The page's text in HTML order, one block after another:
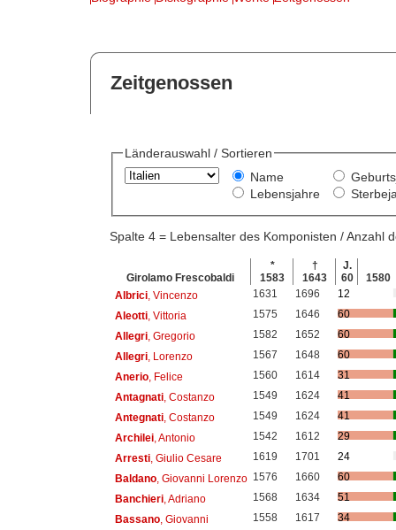
Zeitgenossen
Länderauswahl / Sortieren
Name
Lebensjahre
Spalte 4 = Lebensalter des Komponisten / Anzahl
Girolamo Frescobaldi
*
1583
†
1643
J.
60
1580
Albrici, Vincenzo 1631 1696
12
Aleotti, Vittoria 1575 1646
60
Allegri, Gregorio 1582 1652
60
Allegri, Lorenzo 1567 1648
60
Anerio, Felice 1560 1614
31
Antagnati, Costanzo 1549 1624
41
Antegnati, Costanzo 1549 1624
41
Archilei, Antonio 1542 1612
29
Arresti, Giulio Cesare 1619 1701
24
Baldano, Giovanni Lorenzo 1576 1660
60
Banchieri, Adriano 1568 1634
51
Bassano, Giovanni 1558 1617
34